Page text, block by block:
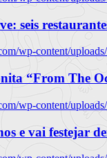
seis
wp-content/
“From The
wp-content/
e vai festejar